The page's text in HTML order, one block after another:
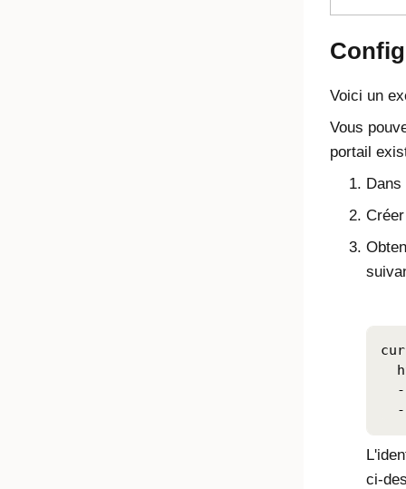
Voici un
Vous
portail
Dans
ci-